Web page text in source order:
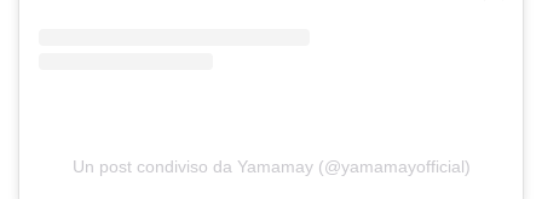
Un post condiviso da Yamamay (@yamamayofficial)